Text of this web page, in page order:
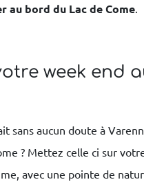
au bord du Lac de Come.
week end
sans aucun doute à
? Mettez celle ci sur
avec une pointe de